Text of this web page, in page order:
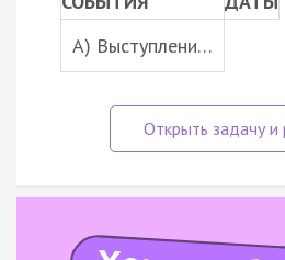
A) Выступлени…